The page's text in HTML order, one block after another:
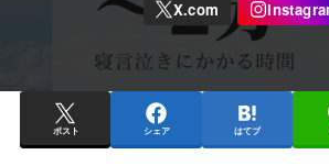
ポスト シェア はてブ